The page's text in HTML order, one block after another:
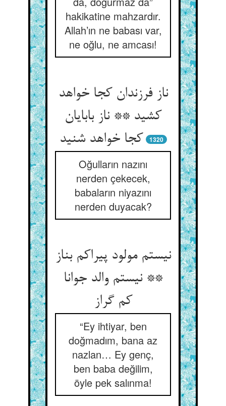
hakikatine mahzardır.
Allah’ın ne babası var,
ne oğlu, ne amcası!
ناز فرزندان کجا خواهد
کشید ** ناز بابایان
کجا خواهد شنید
1320
Oğulların nazını
nerden çekecek,
babaların niyazını
nerden duyacak?
نیستم مولود پیراکم بناز
** نیستم والد جوانا
کم گراز
“Ey ihtiyar, ben
doğmadım, bana az
nazlan… Ey genç,
ben baba değilim,
öyle pek salınma!